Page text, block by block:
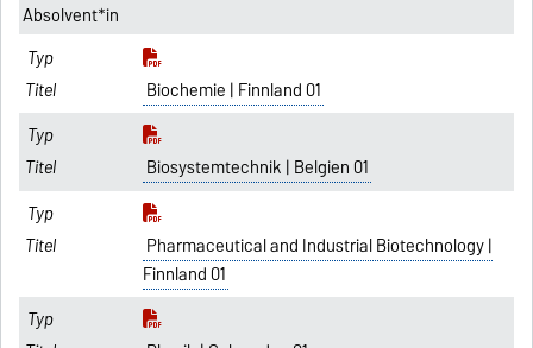
Absolvent*in
Biochemie | Finnland 01
Biosystemtechnik | Belgien 01
Pharmaceutical and Industrial Biotechnology |
Finnland 01